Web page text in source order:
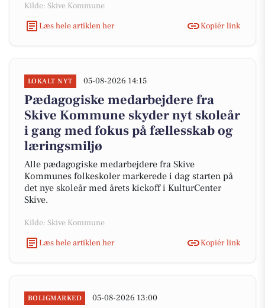
Kilde: Skive Kommune
Læs hele artiklen her
Kopiér link
LOKALT NYT 05-08-2026 14:15
Pædagogiske medarbejdere fra
Skive Kommune skyder nyt skoleår
i gang med fokus på fællesskab og
læringsmiljø
Alle pædagogiske medarbejdere fra Skive
Kommunes folkeskoler markerede i dag starten på
det nye skoleår med årets kickoff i KulturCenter
Skive.
Kilde: Skive Kommune
Læs hele artiklen her
Kopiér link
BOLIGMARKED 05-08-2026 13:00